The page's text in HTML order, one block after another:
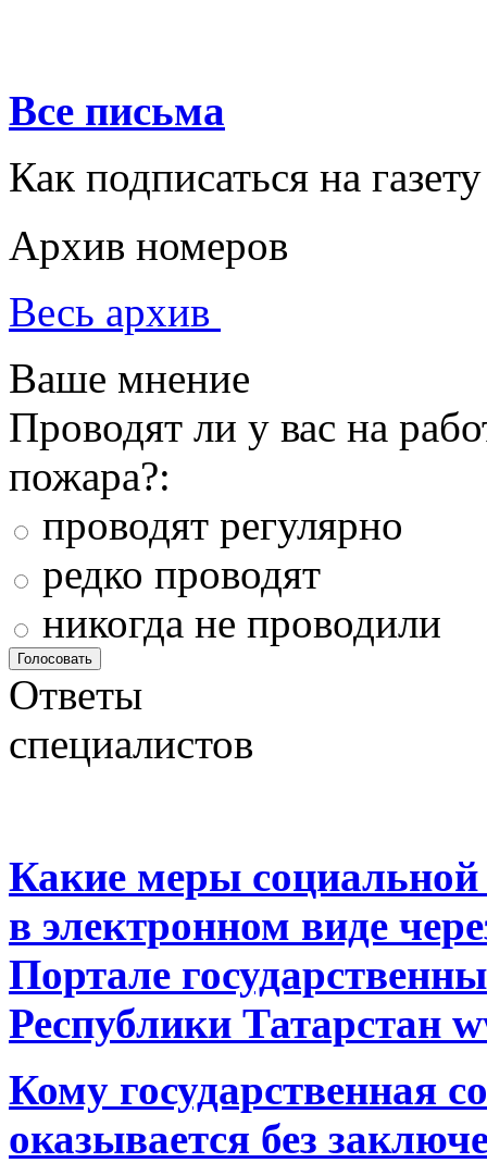
Все письма
Как подписаться на газету
Архив номеров
Весь архив
Ваше мнение
Проводят ли у вас на
пожара?:
проводят регулярно
редко проводят
никогда не проводили
Ответы
специалистов
Какие меры
в электронном виде
Портале
Республики Татарстан
Кому государственная
оказывается без